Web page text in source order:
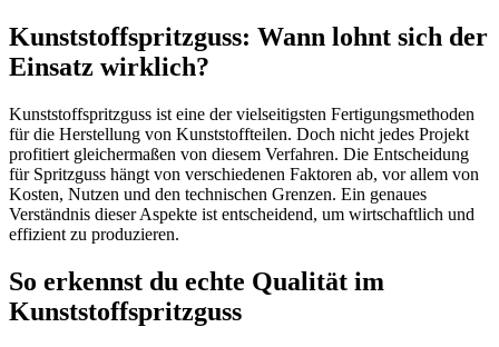
Kunststoffspritzguss: Wann lohnt sich der
Einsatz wirklich?
Kunststoffspritzguss ist eine der vielseitigsten Fertigungsmethoden
für die Herstellung von Kunststoffteilen. Doch nicht jedes Projekt
profitiert gleichermaßen von diesem Verfahren. Die Entscheidung
für Spritzguss hängt von verschiedenen Faktoren ab, vor allem von
Kosten, Nutzen und den technischen Grenzen. Ein genaues
Verständnis dieser Aspekte ist entscheidend, um wirtschaftlich und
effizient zu produzieren.
So erkennst du echte Qualität im
Kunststoffspritzguss